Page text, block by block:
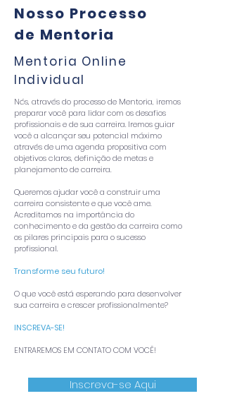
Nosso Processo
de Mentoria
Mentoria Online
Individual
Nós, através do processo de Mentoria, iremos
preparar você para lidar com os desafios
profissionais e de sua carreira. Iremos guiar
você a alcançar seu potencial máximo
através de uma agenda propositiva com
objetivos claros, definição de metas e
planejamento de carreira.
Queremos ajudar você a construir uma
carreira consistente e que você ame.
Acreditamos na importância do
conhecimento e da gestão da carreira como
os pilares principais para o sucesso
profissional.
Transforme seu futuro!
O que você está esperando para desenvolver
sua carreira e crescer profissionalmente?
INSCREVA-SE!
ENTRAREMOS EM CONTATO COM VOCÊ!
Inscreva-se Aqui